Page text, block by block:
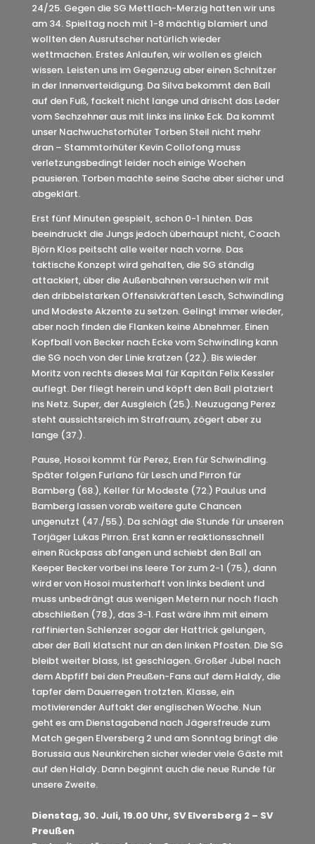
24/25. Gegen die SG Mettlach-Merzig hatten wir uns
am 34. Spieltag noch mit 1-8 mächtig blamiert und
wollten den Ausrutscher natürlich wieder
wettmachen. Erstes Anlaufen, wir wollen es gleich
wissen. Leisten uns im Gegenzug aber einen Schnitzer
in der Innenverteidigung. Da Silva bekommt den Ball
auf den Fuß, fackelt nicht lange und drischt das Leder
vom Sechzehner aus mit links ins linke Eck. Da kommt
unser Nachwuchstorhüter Torben Steil nicht mehr
dran – Stammtorhüter Kevin Collofong muss
verletzungsbedingt leider noch einige Wochen
pausieren. Torben machte seine Sache aber sicher und
abgeklärt.
Erst fünf Minuten gespielt, schon 0-1 hinten. Das
beeindruckt die Jungs jedoch überhaupt nicht, Coach
Björn Klos peitscht alle weiter nach vorne. Das
taktische Konzept wird gehalten, die SG ständig
attackiert, über die Außenbahnen versuchen wir mit
den dribbelstarken Offensivkräften Lesch, Schwindling
und Modeste Akzente zu setzen. Gelingt immer wieder,
aber noch finden die Flanken keine Abnehmer. Einen
Kopfball von Becker nach Ecke vom Schwindling kann
die SG noch von der Linie kratzen (22.). Bis wieder
Moritz von rechts dieses Mal für Kapitän Felix Kessler
auflegt. Der fliegt herein und köpft den Ball platziert
ins Netz. Super, der Ausgleich (25.). Neuzugang Perez
steht aussichtsreich im Strafraum, zögert aber zu
lange (37.).
Pause, Hosoi kommt für Perez, Eren für Schwindling.
Später folgen Furlano für Lesch und Pirron für
Bamberg (68.), Keller für Modeste (72.) Paulus und
Bamberg lassen vorab weitere gute Chancen
ungenutzt (47./55.). Da schlägt die Stunde für unseren
Torjäger Lukas Pirron. Erst kann er reaktionsschnell
einen Rückpass abfangen und schiebt den Ball an
Keeper Becker vorbei ins leere Tor zum 2-1 (75.), dann
wird er von Hosoi musterhaft von links bedient und
muss unbedrängt aus wenigen Metern nur noch flach
abschließen (78.), das 3-1. Fast wäre ihm mit einem
raffinierten Schlenzer sogar der Hattrick gelungen,
aber der Ball klatscht nur an den linken Pfosten. Die SG
bleibt weiter blass, ist geschlagen. Großer Jubel nach
dem Abpfiff bei den Preußen-Fans auf dem Haldy, die
tapfer dem Dauerregen trotzten. Klasse, ein
motivierender Auftakt der englischen Woche. Nun
geht es am Dienstagabend nach Jägersfreude zum
Match gegen Elversberg 2 und am Sonntag bringt die
Borussia aus Neunkirchen sicher wieder viele Gäste mit
auf den Haldy. Dann beginnt auch die neue Runde für
unsere Zweite.
Dienstag, 30. Juli, 19.00 Uhr, SV Elversberg 2 – SV
Preußen